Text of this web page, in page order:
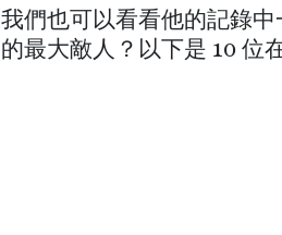
我們也可以看看他的記錄
的最大敵人？以下是 10 位